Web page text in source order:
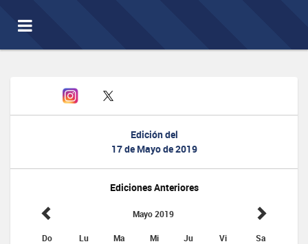
Toggle
navigation
Edición del
17 de Mayo de 2019
Ediciones Anteriores
Mayo 2019
Do Lu Ma Mi Ju Vi Sa